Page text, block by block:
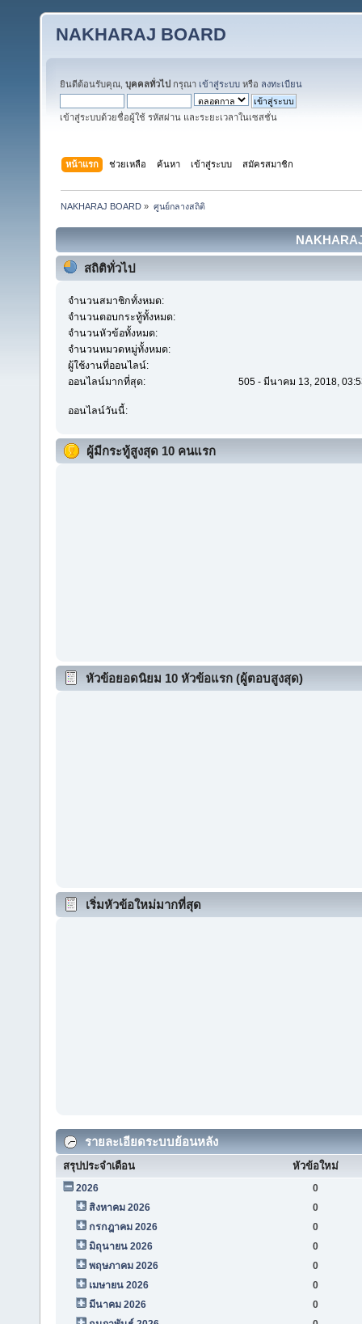
NAKHARAJ BOARD
ยินดีต้อนรับคุณ, บุคคลทั่วไป กรุณา เข้าสู่ระบบ หรือ ลงทะเบียน
เข้าสู่ระบบด้วยชื่อผู้ใช้ รหัสผ่าน และระยะเวลาในเซสชั่น
หน้าแรก ช่วยเหลือ ค้นหา เข้าสู่ระบบ สมัครสมาชิก
NAKHARAJ BOARD » ศูนย์กลางสถิติ
สถิติทั่วไป
จำนวนสมาชิกทั้งหมด:
จำนวนตอบกระทู้ทั้งหมด:
จำนวนหัวข้อทั้งหมด:
จำนวนหมวดหมู่ทั้งหมด:
ผู้ใช้งานที่ออนไลน์:
ออนไลน์มากที่สุด:
505 - มีนาคม 13, 2018,
ออนไลน์วันนี้:
ผู้มีกระทู้สูงสุด 10 คนแรก
หัวข้อยอดนิยม 10 หัวข้อแรก (ผู้ตอบสูงสุด)
เริ่มหัวข้อใหม่มากที่สุด
รายละเอียดระบบย้อนหลัง
สรุปประจำเดือน หัวข้อใหม่
2026
0
สิงหาคม 2026
0
กรกฎาคม 2026
0
มิถุนายน 2026
0
พฤษภาคม 2026
0
เมษายน 2026
0
มีนาคม 2026
0